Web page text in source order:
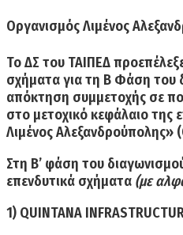
Οργανισμός Λιμένος
Το ΔΣ του ΤΑΙΠΕΔ
σχήματα για τη Β Φάση του
απόκτηση συμμετοχής σε
στο μετοχικό κεφάλαιο της
Λιμένος Αλεξανδρούπολης»
Στη Β’ φάση του
επενδυτικά σχήματα (με
1) QUINTANA